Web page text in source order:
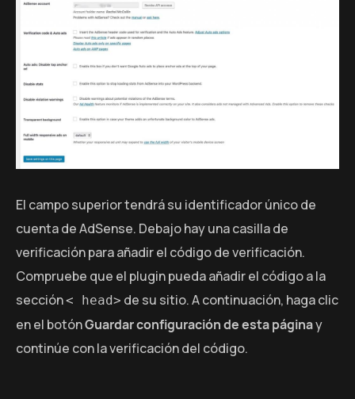
El campo superior tendrá su identificador único de
cuenta de AdSense. Debajo hay una casilla de
verificación para añadir el código de verificación.
Compruebe que el plugin pueda añadir el código a la
sección< head> de su sitio. A continuación, haga clic
en el botónGuardar configuración de esta páginay
continúe con la verificación del código.